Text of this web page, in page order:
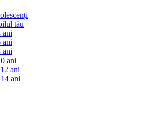
tău
ani
ani
ani
ani
ani
ani